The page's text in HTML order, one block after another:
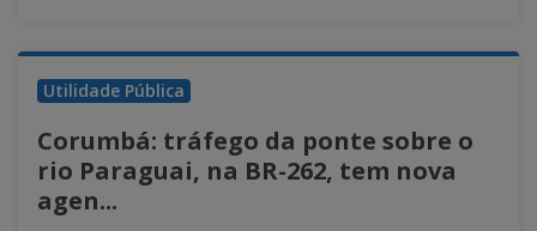
Utilidade Pública
Corumbá: tráfego da ponte sobre o
rio Paraguai, na BR-262, tem nova
agen...